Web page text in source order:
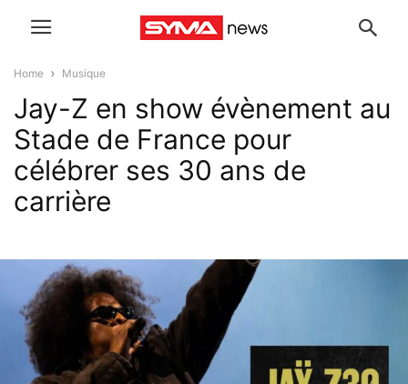
Home Musique
Jay-Z en show évènement au
Stade de France pour
célébrer ses 30 ans de
carrière